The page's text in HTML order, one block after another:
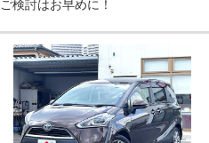
ご検討はお早めに！